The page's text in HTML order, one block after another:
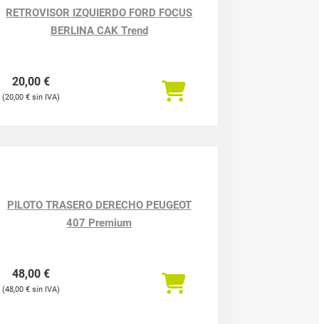
RETROVISOR IZQUIERDO FORD FOCUS
BERLINA CAK Trend
20,00 €
20,00 €
PILOTO TRASERO DERECHO PEUGEOT